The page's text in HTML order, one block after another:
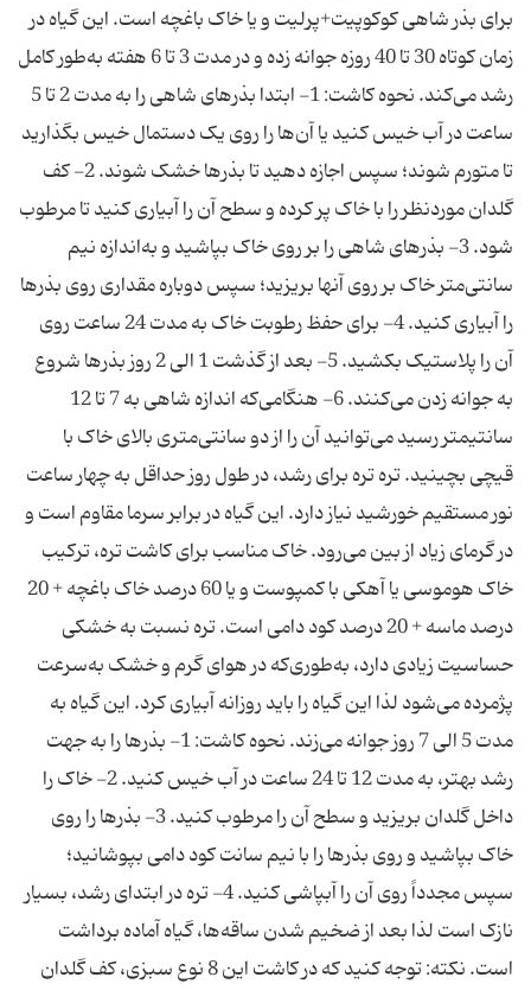
برای بذر شاهی کوکوپیت+پرلیت و یا خاک باغچه است. این گیاه در
زمان کوتاه 30 تا 40 روزه جوانه‌ زده و در مدت 3 تا 6 هفته به‌طور کامل
رشد می‌کند. نحوه کاشت: 1- ابتدا بذرهای شاهی را به مدت 2 تا 5
ساعت در آب خیس کنید یا آن‌ها را روی یک دستمال خیس بگذارید
تا متورم شوند؛ سپس اجازه دهید تا بذرها خشک شوند. 2- کف
گلدان موردنظر را با خاک پر کرده و سطح آن را آبیاری کنید تا مرطوب
شود. 3- بذرهای شاهی را بر روی خاک بپاشید و به‌اندازه نیم
سانتی‌متر خاک بر روی آنها بریزید؛ سپس دوباره مقداری روی بذرها
را آبیاری کنید. 4- برای حفظ رطوبت خاک به مدت 24 ساعت روی
آن را پلاستیک بکشید. 5- بعد از گذشت 1 الی 2 روز بذرها شروع
به جوانه زدن می‌کنند. 6- هنگامی‌که اندازه شاهی به 7 تا 12
سانتیمتر رسید می‌توانید آن را از دو سانتی‌متری بالای خاک با
قیچی بچینید. تره تره برای رشد، در طول روز حداقل به چهار ساعت
نور مستقیم خورشید نیاز دارد. این گیاه در برابر سرما مقاوم است و
در گرمای زیاد از بین می‌رود. خاک مناسب برای کاشت تره، ترکیب
خاک هوموسی یا آهکی با کمپوست و یا 60 درصد خاک باغچه + 20
درصد ماسه + 20 درصد کود دامی است. تره نسبت به خشکی
حساسیت زیادی دارد، به‌طوری‌که در هوای گرم و خشک به‌سرعت
پژمرده می‌شود لذا این گیاه را باید روزانه آبیاری کرد. این گیاه به
مدت 5 الی 7 روز جوانه می‌زند. نحوه کاشت: 1- بذرها را به جهت
رشد بهتر، به مدت 12 تا 24 ساعت در آب خیس کنید. 2- خاک را
داخل گلدان بریزید و سطح آن را مرطوب کنید. 3- بذرها را روی
خاک بپاشید و روی بذرها را با نیم سانت کود دامی بپوشانید؛
سپس مجدداً روی آن را آبپاشی کنید. 4- تره در ابتدای رشد، بسیار
نازک است لذا بعد از ضخیم شدن ساقه‌ها، گیاه آماده برداشت
است. نکته: توجه کنید که در کاشت این 8 نوع سبزی، کف گلدان